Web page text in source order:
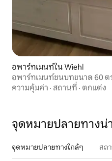
อพาร์ทเมนท์ใน Wiehl
อพาร์ทเมนท์ชนบทขนาด 60 ต
ความคุ้มค่า · สถานที่ · ตกแต่ง
จุดหมายปลายทางน่
จุดหมายปลายทางใกล้ๆ สถ